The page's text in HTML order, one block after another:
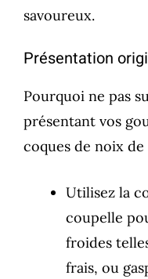
savoureux.
Présentation
Pourquoi ne pas
présentant vos
coques de noix de
Utilisez la
coupelle
froides
frais, ou